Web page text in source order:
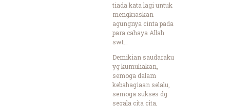
tiada kata lagi untuk
mengkiaskan
agungnya cinta pada
para cahaya Allah
swt…
Demikian saudaraku
yg kumuliakan,
semoga dalam
kebahagiaan selalu,
semoga sukses dg
segala cita cita,